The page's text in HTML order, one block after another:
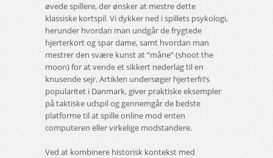
øvede spillere, der ønsker at mestre dette
klassiske kortspil. Vi dykker ned i spillets psykologi,
herunder hvordan man undgår de frygtede
hjerterkort og spar dame, samt hvordan man
mestrer den svære kunst at “måne” (shoot the
moon) for at vende et sikkert nederlag til en
knusende sejr. Artiklen undersøger hjerterfri’s
popularitet i Danmark, giver praktiske eksempler
på taktiske udspil og gennemgår de bedste
platforme til at spille online mod enten
computeren eller virkelige modstandere.
Ved at kombinere historisk kontekst med